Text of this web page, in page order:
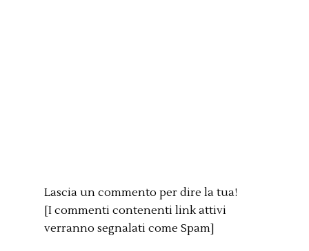
Lascia un commento per dire la tua!
[I commenti contenenti link attivi
verranno segnalati come Spam]